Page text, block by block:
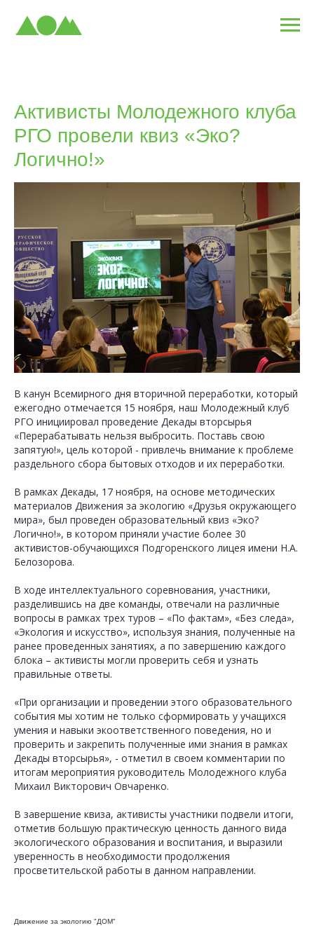
Активисты Молодежного клуба
РГО провели квиз «Эко?
Логично!»
В канун Всемирного дня вторичной переработки, который
ежегодно отмечается 15 ноября, наш Молодежный клуб
РГО инициировал проведение Декады вторсырья
«Перерабатывать нельзя выбросить. Поставь свою
запятую!», цель которой - привлечь внимание к проблеме
раздельного сбора бытовых отходов и их переработки.
В рамках Декады, 17 ноября, на основе методических
материалов Движения за экологию «Друзья окружающего
мира», был проведен образовательный квиз «Эко?
Логично!», в котором приняли участие более 30
активистов-обучающихся Подгоренского лицея имени Н.А.
Белозорова.
В ходе интеллектуального соревнования, участники,
разделившись на две команды, отвечали на различные
вопросы в рамках трех туров – «По фактам», «Без следа»,
«Экология и искусство», используя знания, полученные на
ранее проведенных занятиях, а по завершению каждого
блока – активисты могли проверить себя и узнать
правильные ответы.
«При организации и проведении этого образовательного
события мы хотим не только сформировать у учащихся
умения и навыки экоответственного поведения, но и
проверить и закрепить полученные ими знания в рамках
Декады вторсырья», - отметил в своем комментарии по
итогам мероприятия руководитель Молодежного клуба
Михаил Викторович Овчаренко.
В завершение квиза, активисты участники подвели итоги,
отметив большую практическую ценность данного вида
экологического образования и воспитания, и выразили
уверенность в необходимости продолжения
просветительской работы в данном направлении.
Движение за экологию "ДОМ"